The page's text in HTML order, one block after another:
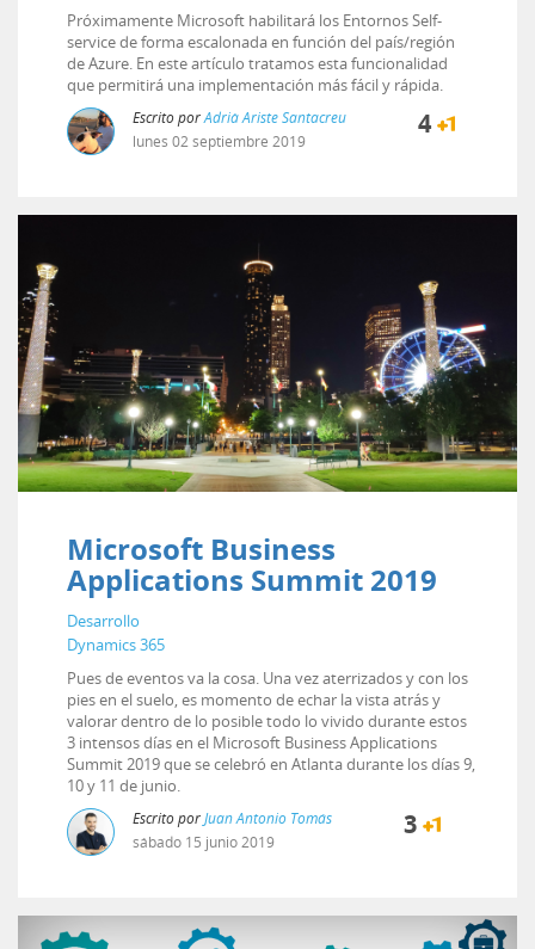
Próximamente Microsoft habilitará los Entornos Self-
service de forma escalonada en función del país/región
de Azure. En este artículo tratamos esta funcionalidad
que permitirá una implementación más fácil y rápida.
Escrito porAdrià Ariste Santacreu
lunes 02septiembre 2019
4
Microsoft Business
Applications Summit 2019
Desarrollo
Dynamics 365
Pues de eventos va la cosa. Una vez aterrizados y con los
pies en el suelo, es momento de echar la vista atrás y
valorar dentro de lo posible todo lo vivido durante estos
3 intensos días en el Microsoft Business Applications
Summit 2019 que se celebró en Atlanta durante los días 9,
10 y 11 de junio.
Escrito porJuan Antonio Tomás
sábado 15 junio2019
3